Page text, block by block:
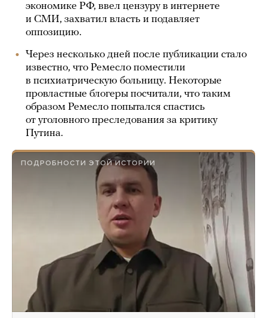
экономике РФ, ввел цензуру в интернете
и СМИ, захватил власть и подавляет
оппозицию.
Через несколько дней после публикации стало
известно, что Ремесло поместили
в психиатрическую больницу. Некоторые
провластные блогеры посчитали, что таким
образом Ремесло попытался спастись
от уголовного преследования за критику
Путина.
ПОДРОБНОСТИ ЭТОЙ ИСТОРИИ